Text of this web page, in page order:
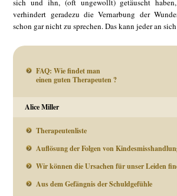
sich und ihn, (oft ungewollt) getäuscht
verhindert geradezu die Vernarbung der
schon gar nicht zu sprechen. Das kann jeder an
FAQ: Wie findet man
einen guten Therapeuten ?
Alice Miller
Therapeutenliste
Auflösung der Folgen von
Wir können die Ursachen für unser Leiden
Aus dem Gefängnis der Schuldgefühle